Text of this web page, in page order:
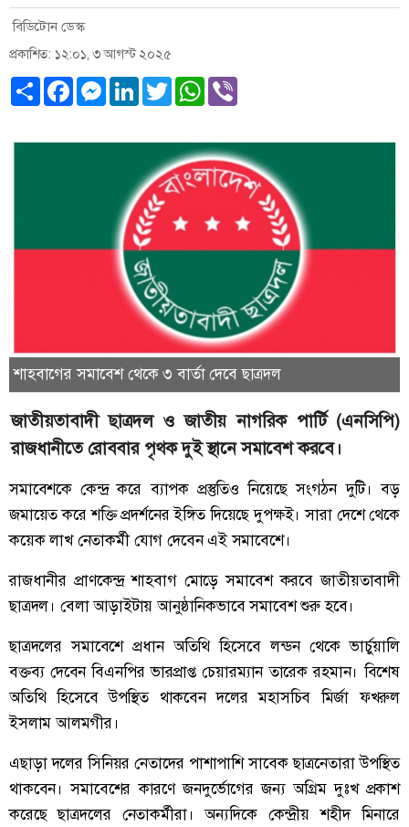
বিডিটোন ডেস্ক
প্রকাশিত: ১২:০১, ৩ আগস্ট ২০২৫
ShareFacebookMessenger
LinkedInTwitterWhatsApp
শাহবাগের সমাবেশ থেকে ৩ বার্তা দেবে ছাত্রদল
জাতীয়তাবাদী ছাত্রদল ও জাতীয় নাগরিক পার্টি (এনসিপি)
রাজধানীতে রোববার পৃথক দুই স্থানে সমাবেশ করবে।
সমাবেশকে কেন্দ্র করে ব্যাপক প্রস্তুতিও নিয়েছে সংগঠন দুটি। বড়
জমায়েত করে শক্তি প্রদর্শনের ইঙ্গিত দিয়েছে দুপক্ষই। সারা দেশে থেকে
কয়েক লাখ নেতাকর্মী যোগ দেবেন এই সমাবেশে।
রাজধানীর প্রাণকেন্দ্র শাহবাগ মোড়ে সমাবেশ করবে জাতীয়তাবাদী
ছাত্রদল। বেলা আড়াইটায় আনুষ্ঠানিকভাবে সমাবেশ শুরু হবে।
ছাত্রদলের সমাবেশে প্রধান অতিথি হিসেবে লন্ডন থেকে ভার্চুয়ালি
বক্তব্য দেবেন বিএনপির ভারপ্রাপ্ত চেয়ারম্যান তারেক রহমান। বিশেষ
অতিথি হিসেবে উপস্থিত থাকবেন দলের মহাসচিব মির্জা ফখরুল
ইসলাম আলমগীর।
এছাড়া দলের সিনিয়র নেতাদের পাশাপাশি সাবেক ছাত্রনেতারা উপস্থিত
থাকবেন। সমাবেশের কারণে জনদুর্ভোগের জন্য অগ্রিম দুঃখ প্রকাশ
করেছে ছাত্রদলের নেতাকর্মীরা। অন্যদিকে কেন্দ্রীয় শহীদ মিনারে